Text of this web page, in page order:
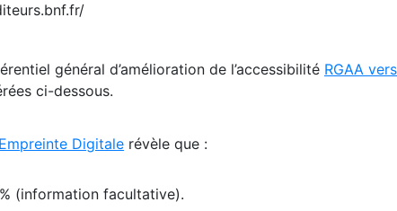
général d’amélioration de l’accessibilité RGAA
ci-dessous.
Empreinte Digitale révèle que :
(information facultative).